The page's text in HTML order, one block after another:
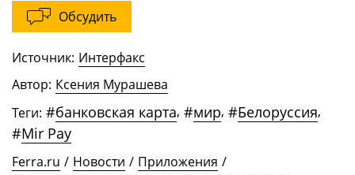
Обсудить
Источник: Интерфакс
Автор: Ксения Мурашева
Теги: #банковская карта, #мир, #Белоруссия,
#Mir Pay
Ferra.ru / Новости / Приложения /